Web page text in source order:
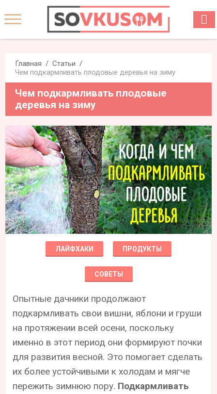
Главная
Статьи
Чем подкармливать плодовые деревья на зиму
Чем подкармливать плодовые
деревья на зиму
ЛАЙФХАКИ ПРОДУКТЫ
СОВЕТЫ
Опытные дачники продолжают
подкармливать свои вишни, яблони и груши
на протяжении всей осени, поскольку
именно в этот период они формируют почки
для развития весной. Это помогает сделать
их более устойчивыми к холодам и мягче
пережить зимнюю пору. Подкармливать